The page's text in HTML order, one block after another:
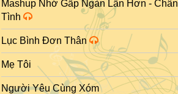
Mashup Nhớ Gấp Ngàn Lần Hơn - Chân
Tình
Lục Bình Đơn Thân
Mẹ Tôi
Người Yêu Cùng Xóm